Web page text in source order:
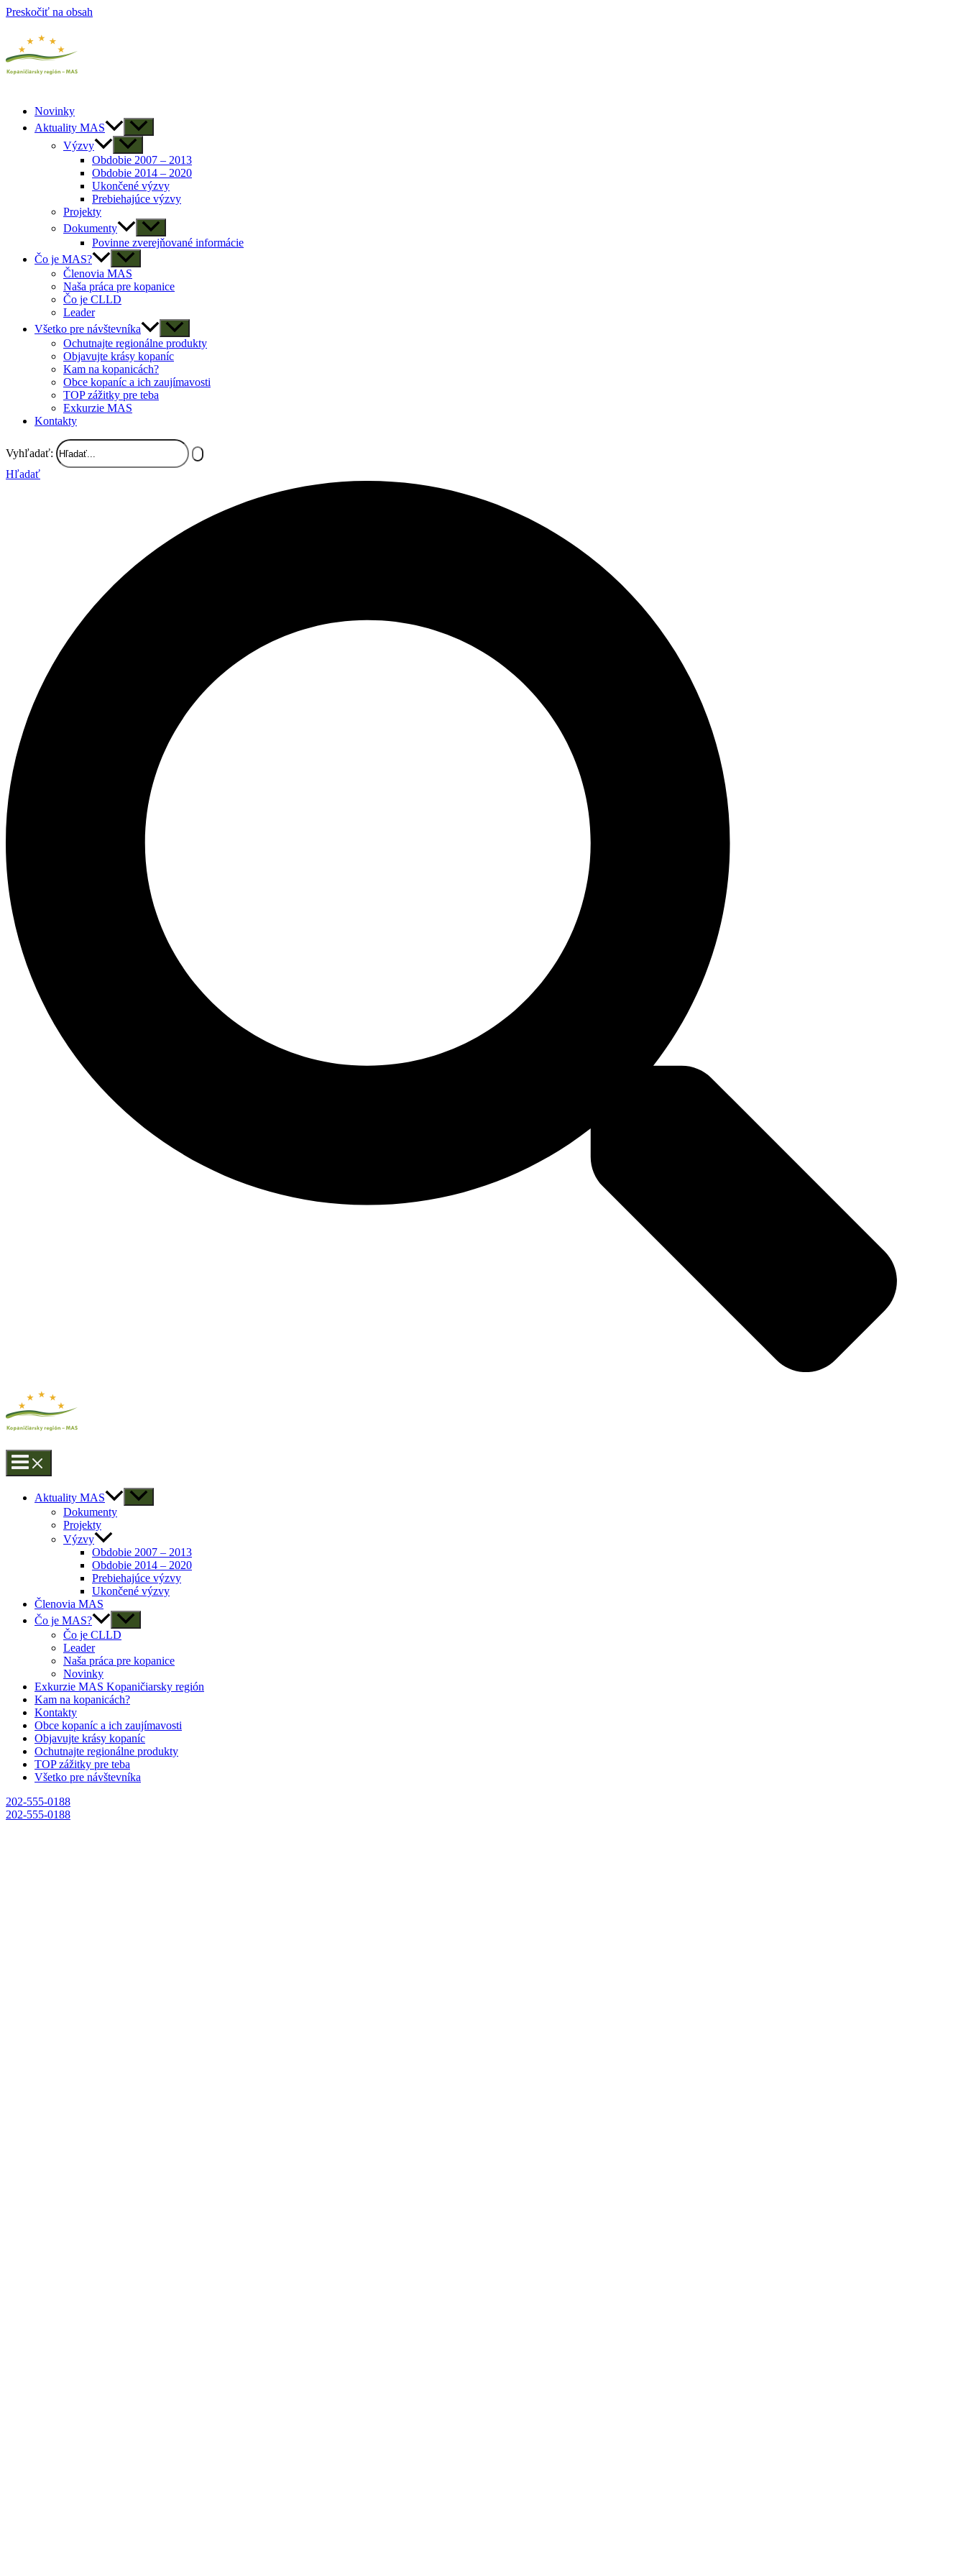
Preskočiť na obsah
Novinky
Aktuality MAS
Výzvy
Obdobie 2007 – 2013
Obdobie 2014 – 2020
Ukončené výzvy
Prebiehajúce výzvy
Projekty
Dokumenty
Povinne zverejňované informácie
Čo je MAS?
Členovia MAS
Naša práca pre kopanice
Čo je CLLD
Leader
Všetko pre návštevníka
Ochutnajte regionálne produkty
Objavujte krásy kopaníc
Kam na kopanicách?
Obce kopaníc a ich zaujímavosti
TOP zážitky pre teba
Exkurzie MAS
Kontakty
Vyhľadať:
Hľadať
Aktuality MAS
Dokumenty
Projekty
Výzvy
Obdobie 2007 – 2013
Obdobie 2014 – 2020
Prebiehajúce výzvy
Ukončené výzvy
Členovia MAS
Čo je MAS?
Čo je CLLD
Leader
Naša práca pre kopanice
Novinky
Exkurzie MAS Kopaničiarsky región
Kam na kopanicách?
Kontakty
Obce kopaníc a ich zaujímavosti
Objavujte krásy kopaníc
Ochutnajte regionálne produkty
TOP zážitky pre teba
Všetko pre návštevníka
202-555-0188
202-555-0188